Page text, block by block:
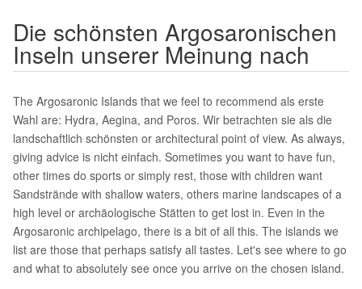
Die schönsten Argosaronischen
Inseln unserer Meinung nach
The Argosaronic Islands that we feel to recommend als erste
Wahl are: Hydra, Aegina, and Poros. Wir betrachten sie als die
landschaftlich schönsten or architectural point of view. As always,
giving advice is nicht einfach. Sometimes you want to have fun,
other times do sports or simply rest, those with children want
Sandstrände with shallow waters, others marine landscapes of a
high level or archäologische Stätten to get lost in. Even in the
Argosaronic archipelago, there is a bit of all this. The islands we
list are those that perhaps satisfy all tastes. Let's see where to go
and what to absolutely see once you arrive on the chosen island.